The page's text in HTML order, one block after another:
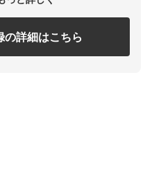
詳細はこちら